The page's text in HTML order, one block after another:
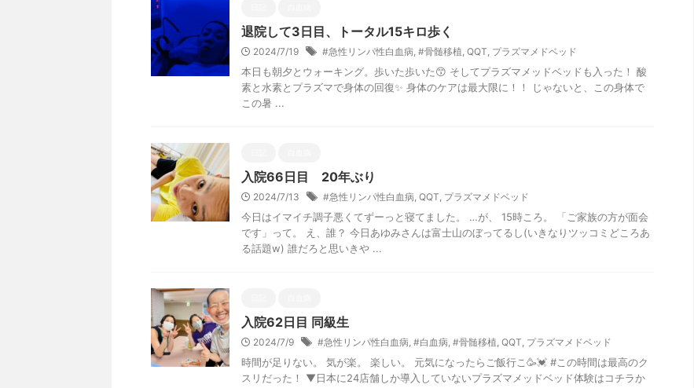
退院して3日目、トータル15キロ歩く
2024/7/19 #急性リンパ性白血病, #骨髄移植, QQT, プラズマメドベッド
本日も朝夕とウォーキング。歩いた歩いた😙 そしてプラズマメッドベッドも入った！ 酸
素と水素とプラズマで身体の回復✨ 身体のケアは最大限に！！ じゃないと、この身体で
この暑 ...
入院66日目 20年ぶり
2024/7/13 #急性リンパ性白血病, QQT, プラズマメドベッド
今日はイマイチ調子悪くてずーっと寝てました。 …が、 15時ころ。 「ご家族の方が面会
です」って。 え、誰？ 今日あゆみさんは富士山のぼってるし(いきなりツッコミどころあ
る話題w) 誰だろと思いきや ...
入院62日目 同級生
2024/7/9 #急性リンパ性白血病, #白血病, #骨髄移植, QQT, プラズマメドベッド
時間が足りない。 気が楽。 楽しい。 元気になったらご飯行こ🥳💓 #この時間は最高のク
スリだった！ ▼日本に24店舗しか導入していないプラズマメッドベッド体験はコチラか